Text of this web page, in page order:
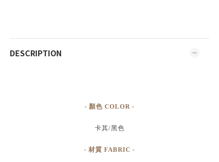
DESCRIPTION
- 顏色 COLOR -
卡其/黑色
- 材質 FABRIC -